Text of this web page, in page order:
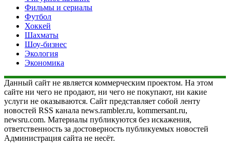
Фильмы и сериалы
Футбол
Хоккей
Шахматы
Шоу-бизнес
Экология
Экономика
Данный сайт не является коммерческим проектом. На этом
сайте ни чего не продают, ни чего не покупают, ни какие
услуги не оказываются. Сайт представляет собой ленту
новостей RSS канала news.rambler.ru, kommersant.ru,
newsru.com. Материалы публикуются без искажения,
ответственность за достоверность публикуемых новостей
Администрация сайта не несёт.